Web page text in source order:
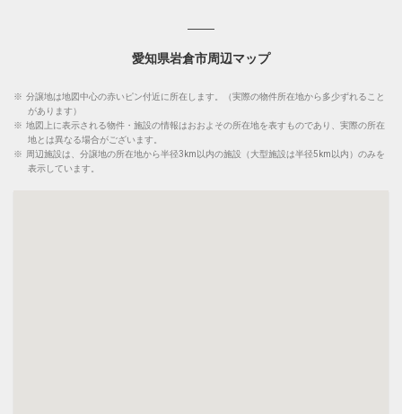
愛知県岩倉市周辺マップ
※ 分譲地は地図中心の赤いピン付近に所在します。（実際の物件所在地から多少ずれること
があります）
※ 地図上に表示される物件・施設の情報はおおよその所在地を表すものであり、実際の所在
地とは異なる場合がございます。
※
周辺施設は、分譲地の所在地から半径3km以内の施設（大型施設は半径5km以内）のみを
表示しています。